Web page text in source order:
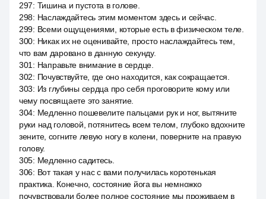
297: Тишина и пустота в голове.
298: Наслаждайтесь этим моментом здесь и сейчас.
299: Всеми ощущениями, которые есть в физическом теле.
300: Никак их не оценивайте, просто наслаждайтесь тем,
что вам даровано в данную секунду.
301 : Направьте внимание в сердце.
302: Почувствуйте, где оно находится, как сокращается.
303: Из глубины сердца про себя проговорите кому или
чему посвящаете это занятие.
304: Медленно пошевелите пальцами рук и ног, вытяните
руки над головой, потянитесь всем телом, глубоко вдохните
зените, согните левую ногу в колени, поверните на правую
голову.
305: Медленно садитесь.
306: Вот такая у нас с вами получилась коротенькая
практика. Конечно, состояние йога вы немножко
почувствовали более полное состояние мы проживаем в